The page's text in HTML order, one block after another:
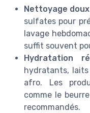
Nettoyage
sulfates pour
lavage
suffit souvent
Hydratation
hydratants,
afro. Les
comme le
recommandés.